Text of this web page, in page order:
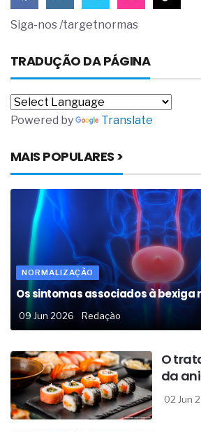
Siga-nos /targetnormas
TRADUÇÃO DA PÁGINA
Powered by Translate
MAIS POPULARES >
NORMALIZAÇÃO
Os sintomas associados à bexiga
09 Jun 2026 Redação
O
da
02 Jun